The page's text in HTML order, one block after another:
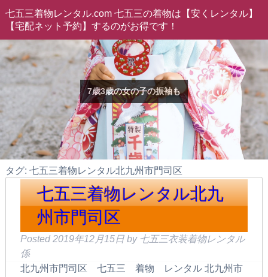
七五三着物レンタル.com 七五三の着物は【安くレンタル】
【宅配ネット予約】するのがお得です！
7歳3歳の女の子の振袖も
タグ: 七五三着物レンタル北九州市門司区
七五三着物レンタル北九
州市門司区
Posted 2019年12月15日 by 七五三衣装着物レンタル
係
北九州市門司区 七五三 着物 レンタル 北九州市